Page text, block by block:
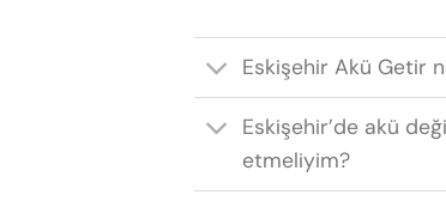
Eskişehir Akü Getir
Eskişehir’de akü
etmeliyim?